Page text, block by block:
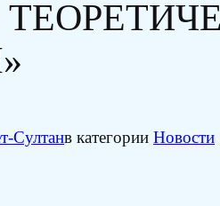
Султанв категории Новости